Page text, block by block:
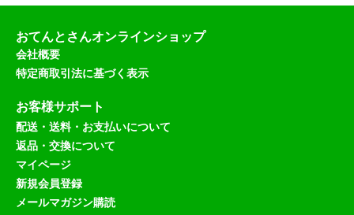
おてんとさんオンラインショップ
会社概要
特定商取引法に基づく表示
お客様サポート
配送・送料・お支払いについて
返品・交換について
マイページ
新規会員登録
メールマガジン購読